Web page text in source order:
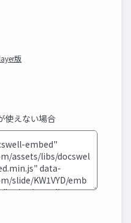
版
使えない場合